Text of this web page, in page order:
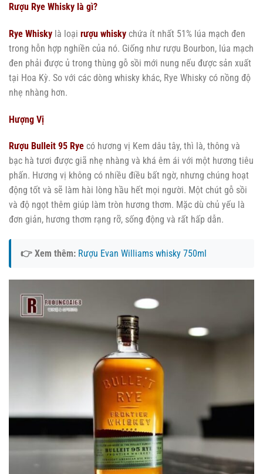
Rượu Rye Whisky là gì?
Rye Whisky là loại rượu whisky chứa ít nhất 51% lúa mạch đen
trong hỗn hợp nghiền của nó. Giống như rượu Bourbon, lúa mạch
đen phải được ủ trong thùng gỗ sồi mới nung nếu được sản xuất
tại Hoa Kỳ. So với các dòng whisky khác, Rye Whisky có nồng độ
nhẹ nhàng hơn.
Hượng Vị
Rượu Bulleit 95 Rye có hương vị Kem dâu tây, thì là, thông và
bạc hà tươi được giã nhẹ nhàng và khá êm ái với một hương tiêu
phấn. Hương vị không có nhiều điều bất ngờ, nhưng chúng hoạt
động tốt và sẽ làm hài lòng hầu hết mọi người. Một chút gỗ sồi
và độ ngọt thêm giúp làm tròn hương thơm. Mặc dù chủ yếu là
đơn giản, hương thơm rạng rỡ, sống động và rất hấp dẫn.
👉 Xem thêm: Rượu Evan Williams whisky 750ml